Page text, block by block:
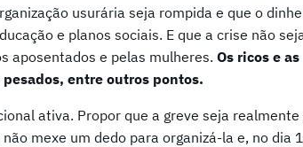
usurária seja rompida e que o
e planos sociais. E que a crise não
aposentados e pelas mulheres. Os ricos e
entre outros pontos.
ativa. Propor que a greve seja realmente
mexe um dedo para organizá-la e, no dia